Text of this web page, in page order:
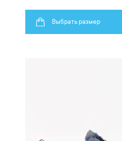
Выбрать размер